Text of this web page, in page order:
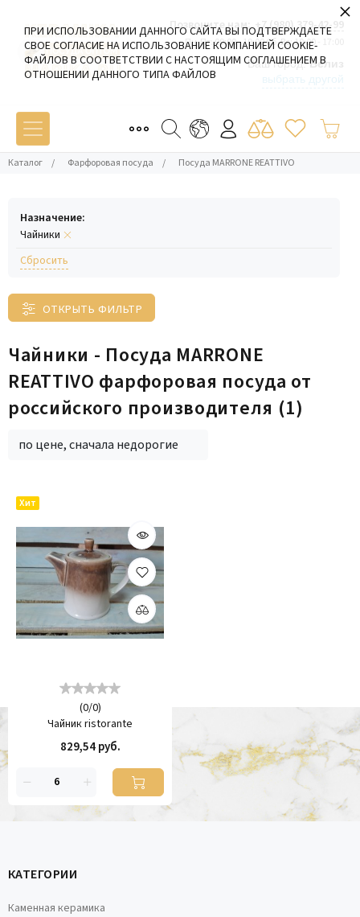
Позвоните нам: +7 (980) 379-42-99
Пн-Пт: 09:00 - 19:00 Сб-Вс: 10:00 - 17:00
Ваш город:Белиз
Каталог / Фарфоровая посуда / Посуда MARRONE REATTIVO
Назначение:
Чайники
Cбросить
ОТКРЫТЬ ФИЛЬТР
Чайники - Посуда MARRONE
REATTIVO фарфоровая посуда от
российского производителя (1)
по цене, сначала недорогие
Хит
(0/0)
Чайник ristorante
829,54 руб.
КАТЕГОРИИ
Каменная керамика
ПРИ ИСПОЛЬЗОВАНИИ ДАННОГО САЙТА ВЫ ПОДТВЕРЖДАЕТЕ
СВОЕ СОГЛАСИЕ НА ИСПОЛЬЗОВАНИЕ КОМПАНИЕЙ COOKIE-
ФАЙЛОВ В СООТВЕТСТВИИ С НАСТОЯЩИМ СОГЛАШЕНИЕМ В
ОТНОШЕНИИ ДАННОГО ТИПА ФАЙЛОВ
×